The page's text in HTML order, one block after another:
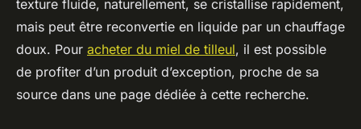
texture fluide, naturellement, se cristallise rapidement,
mais peut être reconvertie en liquide par un chauffage
doux. Pour acheter du miel de tilleul, il est possible
de profiter d’un produit d’exception, proche de sa
source dans une page dédiée à cette recherche.